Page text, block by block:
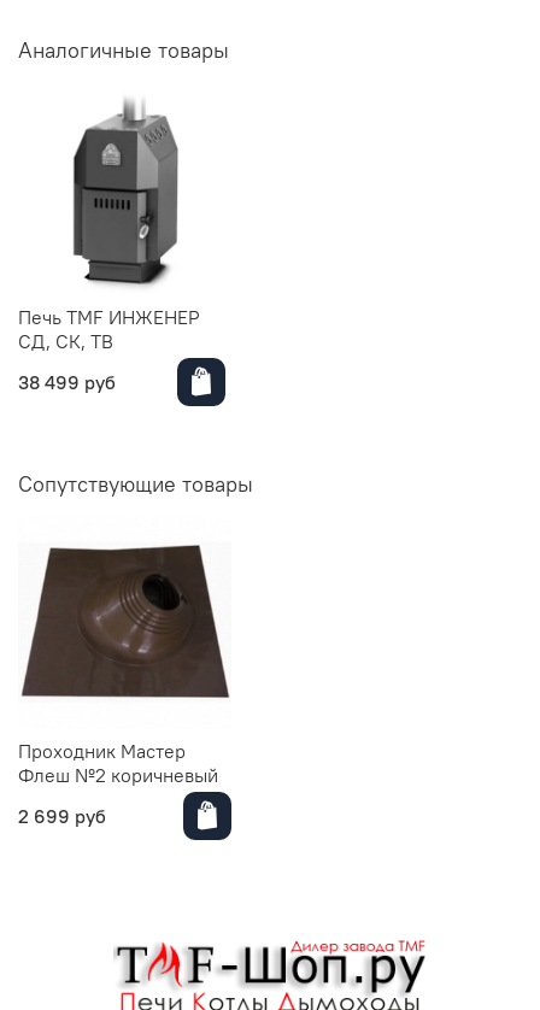
Аналогичные товары
Печь TMF ИНЖЕНЕР
СД, СК, ТВ
38 499 руб
Сопутствующие товары
Проходник Мастер
Флеш №2 коричневый
2 699 руб